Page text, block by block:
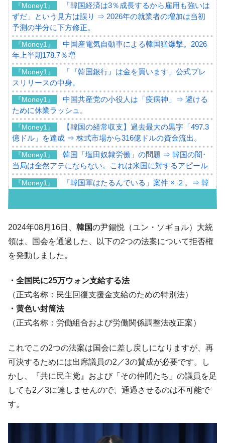
『Money1』
「韓国経済は3％成長するから雇用も強いは
ずだ」という見方は誤り ⇒ 2026年の就業者の増加は当初
予測の半分に下方修正。
『Money1』
中国産電気自動車による韓国猛爆撃。2026
年上半期178.7％増
『Money1』
「『韓国銀行』は金を買います」公式プレ
スリリースの中身。
『Money1』
中国共産党の小役人は「疫病神」⇒ 避ける
ために休業ラッシュ。
『Money1』
【韓国の経常収支】過去最大の黒字「497.3
億ドル」を達成 ⇒ 株式市場から316億ドルの資金流出。
『Money1』
韓国「塩田奴隷労働」の問題 ⇒ 韓国の闇･
当局は全然アテにならない。これは米国に対するアピール
『Money1』
「韓国軍はたるんでいる」案件 × ２。⇒ 韓
『Money1』
韓国メディアが「韓国政府と李在明が吊る
される可能性もあるのでは」とほのめかす。
『Money1』
韓国07月･物価指数「2.8％」に低下 ⇒ 実は
発令。李在明「猛暑・干ばつ対処状況点検会議」
『Money1』
【日本市場再挑戦中】韓国『現代自動車』
07月販売台数は去年のほぼ半分「71台」しか売れなかっ
た。『起亜』は9台だけ
ても」⇒ 257万人赦免したのに60万人がまた延滞者に転
落！
『Money1』
韓国K9専用砲弾･装薬自動供給装甲車両･珍
兵器「K10」が改良に乗り出す。
体だけで410億ドル、輸出全体の41％もある
や、若者に起業させよう」⇒ どんな雇用対策だソレ。
2024年08月16日、 韓国の尹錫悦（ユン・ソギョル）大統
領は、国会を通過した、以下の2つの法案について拒否権
を発動しました。
・全国民に25万ウォン支給する法
（正式名称：民生回復支援金支給のための特別法）
・黄色い封筒法
（正式名称：労働組合および労働関係調整法改正案）
これでこの2つの法案は国会に差し戻しになりますが、再
可決するためには出席議員の2／3の賛成が必要です。し
かし、『共に民主党』および「その仲間たち」の議員を足
しても2／3に達しませんので、通過させるのは不可能で
す。